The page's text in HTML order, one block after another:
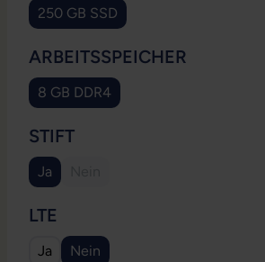
250 GB SSD
ARBEITSSPEICHER
8 GB DDR4
STIFTAUSWÄHLEN
Ja
LTE
Ja Nein